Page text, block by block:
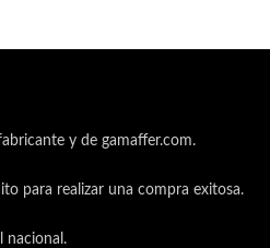
y de gamaffer.com.
para realizar una compra exitosa.
nacional.